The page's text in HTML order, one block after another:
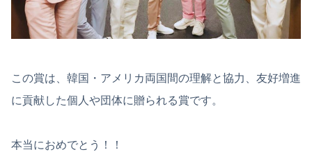
この賞は、韓国・アメリカ両国間の理解と協力、友好増進
に貢献した個人や団体に贈られる賞です。
本当におめでとう！！